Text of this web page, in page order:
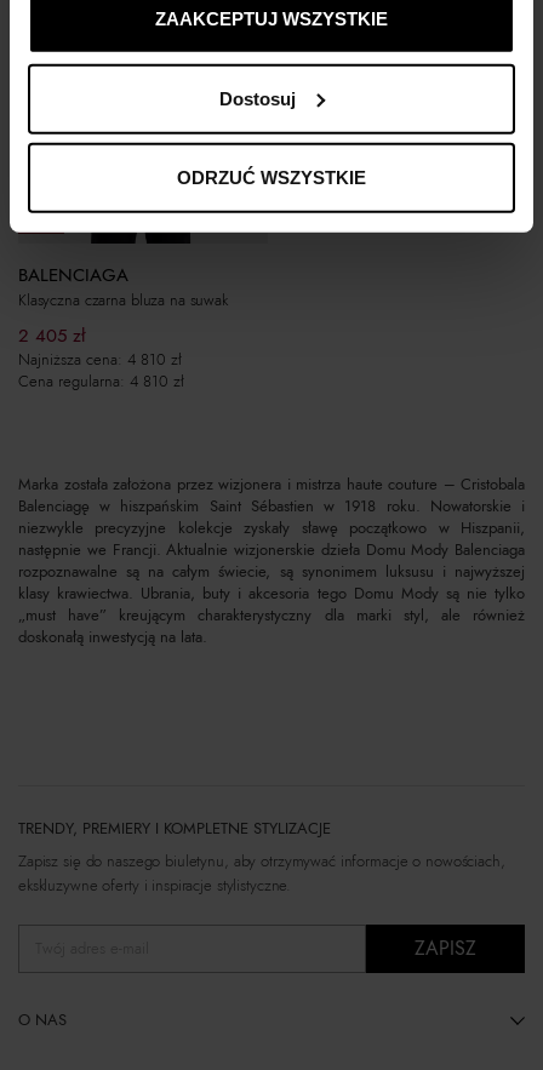
ZAAKCEPTUJ WSZYSTKIE
Dostosuj
ODRZUĆ WSZYSTKIE
BALENCIAGA
Klasyczna czarna bluza na suwak
2 405 zł
Najniższa cena: 4 810 zł
Cena regularna: 4 810 zł
Marka została założona przez wizjonera i mistrza haute couture – Cristobala
Balenciagę w hiszpańskim Saint Sébastien w 1918 roku. Nowatorskie i
niezwykle precyzyjne kolekcje zyskały sławę początkowo w Hiszpanii,
następnie we Francji. Aktualnie wizjonerskie dzieła Domu Mody Balenciaga
rozpoznawalne są na całym świecie, są synonimem luksusu i najwyższej
klasy krawiectwa. Ubrania, buty i akcesoria tego Domu Mody są nie tylko
„must have” kreującym charakterystyczny dla marki styl, ale również
doskonałą inwestycją na lata.
TRENDY, PREMIERY I KOMPLETNE STYLIZACJE
Zapisz się do naszego biuletynu, aby otrzymywać informacje o nowościach,
ekskluzywne oferty i inspiracje stylistyczne.
ZAPISZ
O NAS